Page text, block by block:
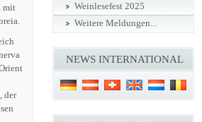
mit
der
Weinlesefest 2025
Weitere Meldungen...
NEWS INTERNATIONAL